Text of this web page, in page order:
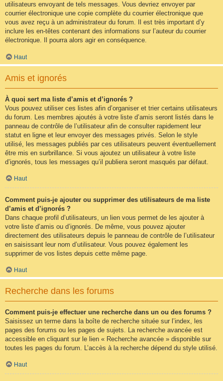
utilisateurs envoyant de tels messages. Vous devriez envoyer par
courrier électronique une copie complète du courrier électronique que
vous avez reçu à un administrateur du forum. Il est très important d’y
inclure les en-têtes contenant des informations sur l’auteur du courrier
électronique. Il pourra alors agir en conséquence.
Haut
Amis et ignorés
À quoi sert ma liste d’amis et d’ignorés ?
Vous pouvez utiliser ces listes afin d’organiser et trier certains utilisateurs
du forum. Les membres ajoutés à votre liste d’amis seront listés dans le
panneau de contrôle de l’utilisateur afin de consulter rapidement leur
statut en ligne et leur envoyer des messages privés. Selon le style
utilisé, les messages publiés par ces utilisateurs peuvent éventuellement
être mis en surbrillance. Si vous ajoutez un utilisateur à votre liste
d’ignorés, tous les messages qu’il publiera seront masqués par défaut.
Haut
Comment puis-je ajouter ou supprimer des utilisateurs de ma liste
d’amis et d’ignorés ?
Dans chaque profil d’utilisateurs, un lien vous permet de les ajouter à
votre liste d’amis ou d’ignorés. De même, vous pouvez ajouter
directement des utilisateurs depuis le panneau de contrôle de l’utilisateur
en saisissant leur nom d’utilisateur. Vous pouvez également les
supprimer de vos listes depuis cette même page.
Haut
Recherche dans les forums
Comment puis-je effectuer une recherche dans un ou des forums ?
Saisissez un terme dans la boîte de recherche située sur l’index, les
pages des forums ou les pages de sujets. La recherche avancée est
accessible en cliquant sur le lien « Recherche avancée » disponible sur
toutes les pages du forum. L’accès à la recherche dépend du style utilisé.
Haut